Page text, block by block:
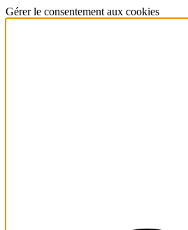
Gérer le consentement aux cookies